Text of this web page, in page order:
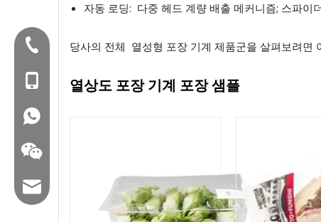
자동 로딩: 다중 헤드 계량 배출 메커니즘; 스파이
당사의 전체 열성형 포장 기계 제품군을 살펴보려면
열상도 포장 기계 포장 샘플
전화 :+86-577-88627766
MOB : +86- 18858715170
이메일 : hl@hualian.biz